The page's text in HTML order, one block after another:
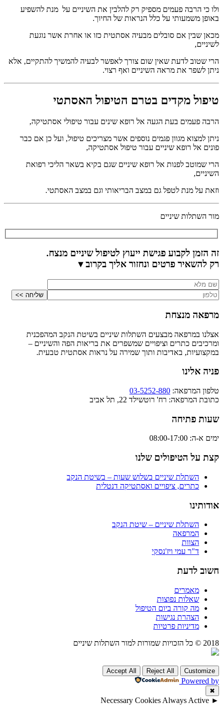
ולו כי הרבה פעמים מספיק רק להלבין את השיניים על מנת להשפיע
באופן משמעותי על כלל הנראות של החיוך.
מכאן שבין אם סובלים מבעיה אסתטית כזו או אחרת אשר נוגעת
לשיניים,
הרי שטוב לדעת שאין שום צורך לאפשר לבעיה להמשיך להתקיים, אלא
ניתן לשפר את מראה השיניים ואף רצוי.
טיפול מקדים בטרם הטיפול האסתטי
הרבה פעמים בעת הגעה אל רופא שינים עבור טיפולי אסתטיקה,
ניתן למצוא מגוון פגמים נוספים אשר מצריכים טיפול, ועל כן אם כבר
פונים אל רופא שיניים עבור טיפול אסתטיקה,
הרי שמוטב לפנות אל רופא שיניים שגם בקיא בשאר הליכי רפואת
השיניים,
וזאת על מנת לטפל גם במצב הבריאותי וגם במצב האסתטי.
מור השתלות שיניים
זה הזמן לקבוע פגישת ייעוץ לטיפול שיניים מנצח.
רק להשאיר פרטים ונחזור אליך בקרוב ▾
מרפאה מנצחת
אצלנו במרפאה מבצעים השתלות שיניים בשיטת הנקב המהפכנית
ומרכיבים כתרים וציפויים שמשפרים את בריאות הפה והשיניים –
במקצועיות, באדיבות ותוך שמירה על נראות אסתטית טבעית.
פניה אלינו
טלפון המרפאה: 03-5252-880
כתובת המרפאה: רח' רוטשילד 22, תל אביב
שעות פתיחה
ימים א-ה: 08:00-17:00
קצת על הטיפולים שלנו
השתלת שיניים בשלוש שעות – בשיטת הנקב
כתרים, ציפויים ואסתטיקה דנטלית
אודותינו
השתלת שיניים – שיטת הנקב
המרפאה
הצוות
ד"ר עמי ויז'נסקי
חשוב לדעת
מאמרים
שאלות נפוצות
מה קורה ביום הטיפול
הצהרת נגישות
מדיניות פרטיות
2018 © כל הזכויות שמורות למור השתלות שיניים
Customize
Reject All
Accept All
Powered by
✖
►
Necessary Cookies Always Active